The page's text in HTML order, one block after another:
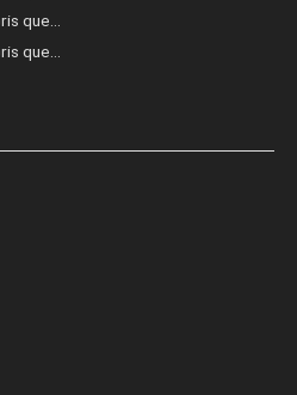
que…
que…